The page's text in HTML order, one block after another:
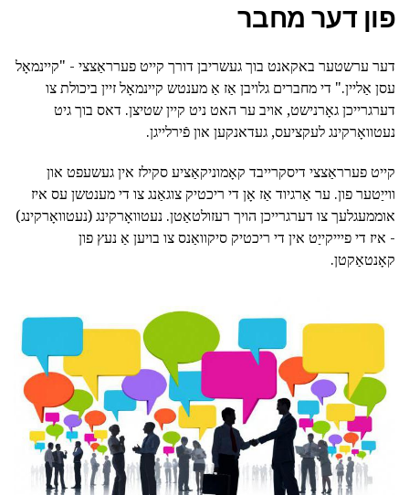
פון דער מחבר
דער ערשטער באקאנט בוך געשריבן דורך קייט פערראַצצי - "קיינמאָל
עסן אַליין." די מחברים גלויבן אַז אַ מענטש קיינמאָל זיין ביכולת צו
דערגרייכן גאָרנישט, אויב ער האט ניט קיין שטיצן. דאס בוך גיט
נעטוואָרקינג לעקציעס, געדאנקען און פֿירלייגן.
קייט פערראַצצי דיסקרייבד קאָמוניקאַציע סקילז אין געשעפט און
ווייַטער פון. ער אַרגיוד אַז אָן די ריכטיק צוגאַנג צו די מענטשן עס איז
אוממעגלעך צו דערגרייכן הויך רעזולטאַטן. נעטוואָרקינג (נעטוואָרקינג)
- איז די פיייקייַט אין די ריכטיק סיקוואַנס צו בויען אַ נעץ פון
קאָנטאַקטן.